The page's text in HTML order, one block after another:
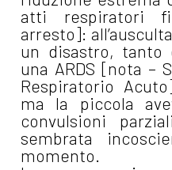
atti respiratori
arresto]:
un disastro, tanto
una ARDS [nota –
Respiratorio
ma la piccola
convulsioni
sembrata
momento.